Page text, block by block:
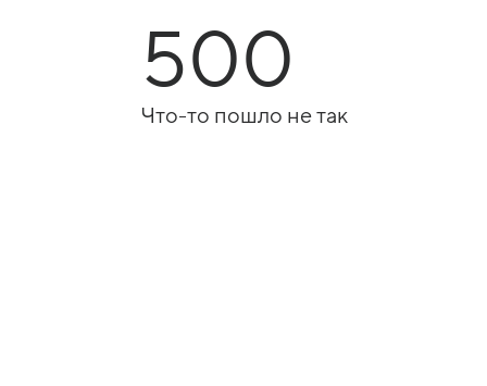
500
Что-то пошло не так